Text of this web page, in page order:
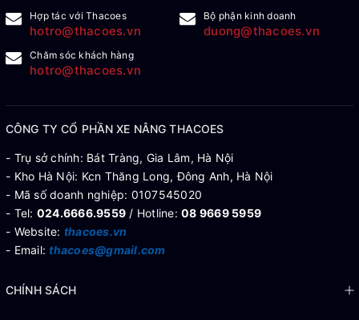
Hợp tác với Thacoes
hotro@thacoes.vn
Bộ phận kinh doanh
duong@thacoes.vn
Chăm sóc khách hàng
hotro@thacoes.vn
CÔNG TY CỔ PHẦN XE NÂNG THACOES
- Trụ sở chính: Bát Tràng, Gia Lâm, Hà Nội
- Kho Hà Nội: Kcn Thăng Long, Đông Anh, Hà Nội
- Mã số doanh nghiệp: 0107545020
- Tel: 024.6666.9559 / Hotline: 08 9669 5959
- Website: thacoes.vn
- Email:thacoes@gmail.com
CHÍNH SÁCH